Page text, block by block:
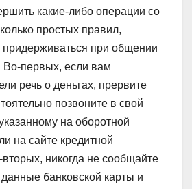
какие-либо операции со
простых правил,
придерживаться при общении
Во-первых, если вам
речь о деньгах, прервите
позвоните в свой
на оборотной
на сайте кредитной
никогда не сообщайте
банковской карты и